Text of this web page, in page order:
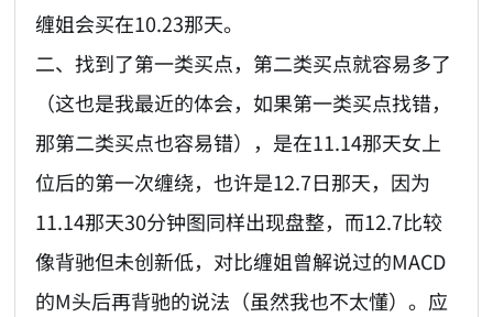
缠姐会买在10.23那天。
二、找到了第一类买点，第二类买点就容易多了
（这也是我最近的体会，如果第一类买点找错，
那第二类买点也容易错），是在11.14那天女上
位后的第一次缠绕，也许是12.7日那天，因为
11.14那天30分钟图同样出现盘整，而12.7比较
像背驰但未创新低，对比缠姐曾解说过的MACD
的M头后再背驰的说法（虽然我也不太懂）。应